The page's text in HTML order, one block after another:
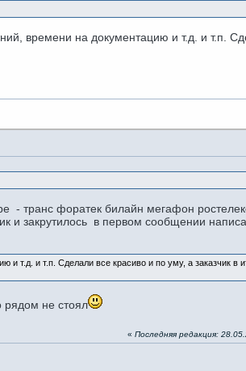
времени на документацию и т.д. и т.п.
- транс форатек билайн мегафон
и закрутилось в первом сообщении
т.д. и т.п. Сделали все красиво и по уму, а заказчик в
рядом не стоял
«Последняя редакция: